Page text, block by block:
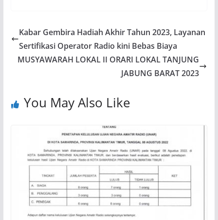
Kabar Gembira Hadiah Akhir Tahun 2023, Layanan
Sertifikasi Operator Radio kini Bebas Biaya
MUSYAWARAH LOKAL II ORARI LOKAL TANJUNG
JABUNG BARAT 2023
You May Also Like